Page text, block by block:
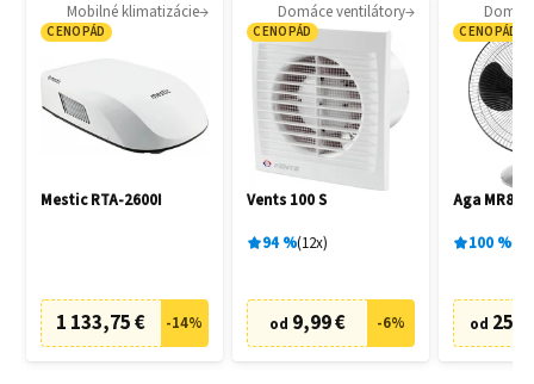
Mobilné klimatizácie
CENOPÁD
Mestic RTA-2600I
1 133,75 € -14%
Domáce ventilátory
CENOPÁD
Vents 100 S
94% 12x
od 9,99 € -6%
CENOPÁD
Aga
100%
od